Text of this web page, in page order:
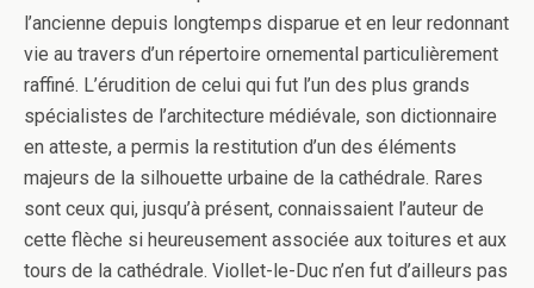
l’ancienne depuis longtemps disparue et en leur redonnant
vie au travers d’un répertoire ornemental particulièrement
raffiné. L’érudition de celui qui fut l’un des plus grands
spécialistes de l’architecture médiévale, son dictionnaire
en atteste, a permis la restitution d’un des éléments
majeurs de la silhouette urbaine de la cathédrale. Rares
sont ceux qui, jusqu’à présent, connaissaient l’auteur de
cette flèche si heureusement associée aux toitures et aux
tours de la cathédrale. Viollet-le-Duc n’en fut d’ailleurs pas